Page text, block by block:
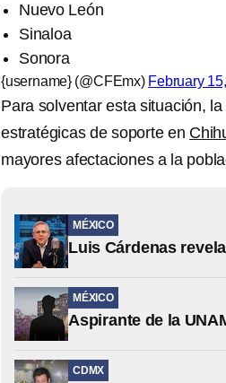
Nuevo León
Sinaloa
Sonora
{username} (@CFEmx) February
Para solventar esta situación, la
estratégicas de soporte en
mayores afectaciones a la
MÉXICO
Luis Cárdenas
MÉXICO
Aspirante de la
CDMX